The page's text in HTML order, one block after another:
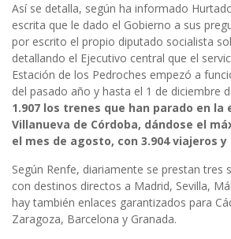
Así se detalla, según ha informado
escrita que le dado el Gobierno a sus
por escrito el propio diputado socialista
detallando el Ejecutivo central que el
Estación de los Pedroches empezó a
del pasado año y hasta el 1 de diciembre
1.907 los trenes que han parado en la
Villanueva de Córdoba, dándose el
el mes de agosto, con 3.904 viajeros y
Según Renfe, diariamente se prestan tres
con destinos directos a Madrid, Sevilla,
hay también enlaces garantizados para
Zaragoza, Barcelona y Granada.